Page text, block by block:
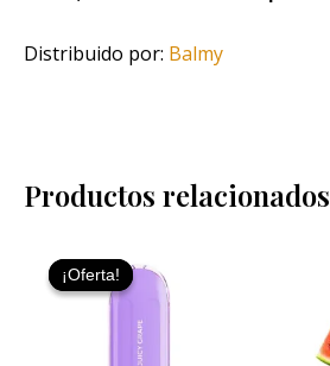
Distribuido por: Balmy
Productos relacionados
¡Oferta!
¡Oferta!
precio
original
precio
actual
3,00 €.